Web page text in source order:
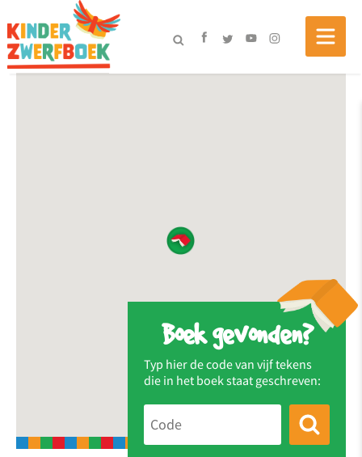
Boek gevonden?
Typ hier de code van vijf tekens
die in het boek staat geschreven: